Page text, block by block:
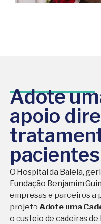
Adote
apoio
pacientes
O Hospital da Baleia,
Fundação Benjamim
empresas e parceiros a
projeto Adote uma
o custeio de cadeiras de